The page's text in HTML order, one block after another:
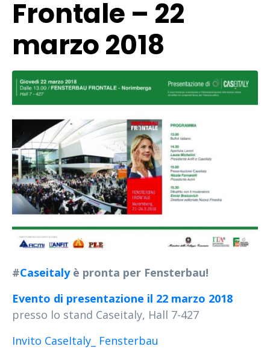
Frontale – 22
marzo 2018
#Caseitalyè pronta per Fensterbau!
Evento di presentazione il 22 marzo 2018
presso lo stand Caseitaly, Hall 7-427
Invito CaseItaly_ Fensterbau